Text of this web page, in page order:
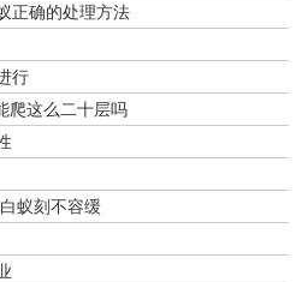
正确的处理方法
行
爬这么二十层吗
蚁刻不容缓